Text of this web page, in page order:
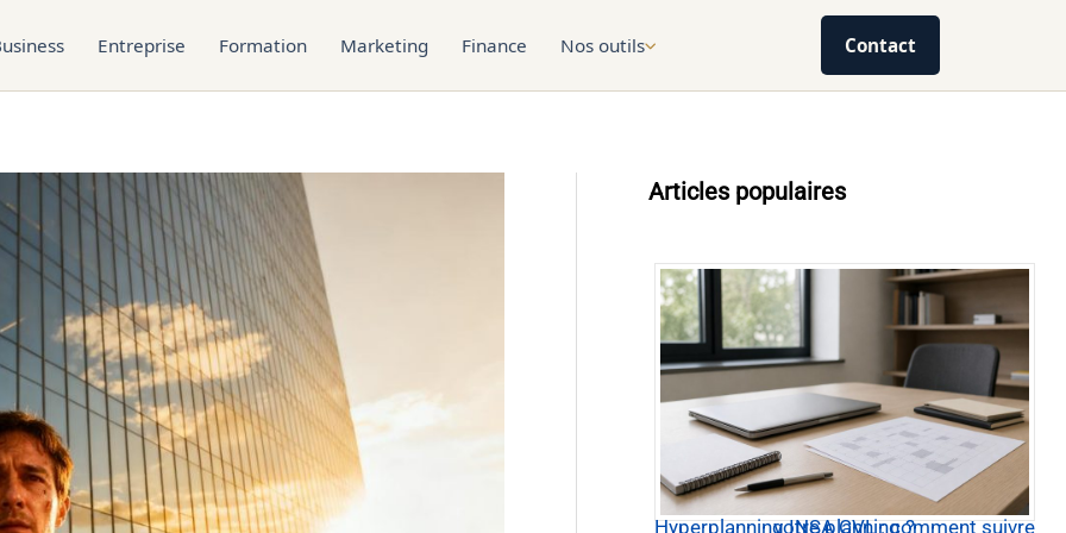
Entreprise Formation Marketing Finance Nos outils Contact
Articles populaires
Hyperplanning INSA CVL : comment suivre votre planning ?